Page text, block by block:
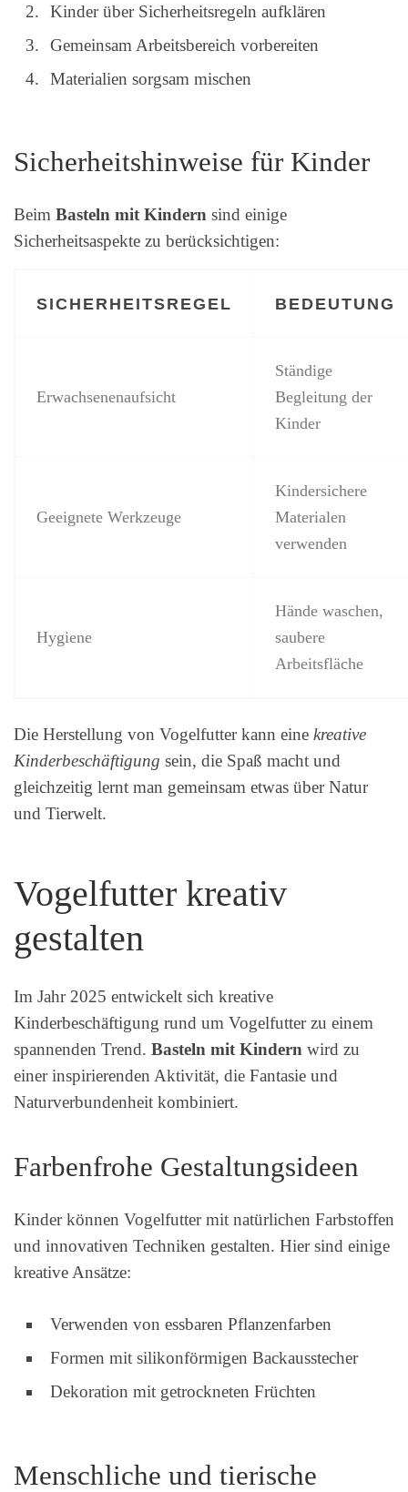
Kinder über Sicherheitsregeln aufklären
Gemeinsam Arbeitsbereich vorbereiten
Materialien sorgsam mischen
Sicherheitshinweise für Kinder
Beim Basteln mit Kindern sind einige
Sicherheitsaspekte zu berücksichtigen:
SICHERHEITSREGEL BEDEUTUNG
Erwachsenenaufsicht
Ständige
Begleitung der
Kinder
Geeignete Werkzeuge
Kindersichere
Materialen
verwenden
Hygiene
Hände waschen,
saubere
Arbeitsfläche
Die Herstellung von Vogelfutter kann eine kreative
Kinderbeschäftigung sein, die Spaß macht und
gleichzeitig lernt man gemeinsam etwas über Natur
und Tierwelt.
Vogelfutter kreativ
gestalten
Im Jahr 2025 entwickelt sich kreative
Kinderbeschäftigung rund um Vogelfutter zu einem
spannenden Trend. Basteln mit Kindern wird zu
einer inspirierenden Aktivität, die Fantasie und
Naturverbundenheit kombiniert.
Farbenfrohe Gestaltungsideen
Kinder können Vogelfutter mit natürlichen Farbstoffen
und innovativen Techniken gestalten. Hier sind einige
kreative Ansätze:
Verwenden von essbaren Pflanzenfarben
Formen mit silikonförmigen Backausstecher
Dekoration mit getrockneten Früchten
Menschliche und tierische